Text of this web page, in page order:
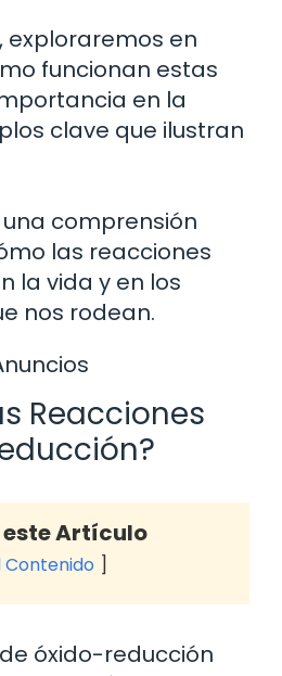
exploraremos en
funcionan estas
en la
clave que ilustran
comprensión
las reacciones
la vida y en los
nos rodean.
Reacciones
Artículo
óxido-reducción